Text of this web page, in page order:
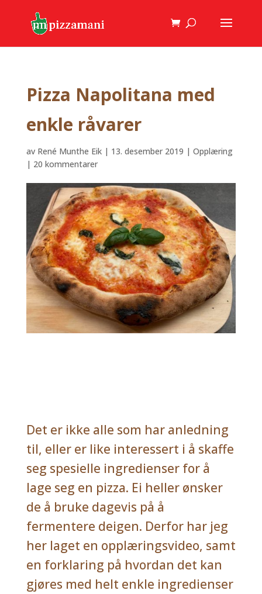
Pizza Napolitana med
enkle råvarer
av René Munthe Eik| 13. desember 2019 | Opplæring
| 20 kommentarer
Det er ikke alle som har anledning
til, eller er like interessert i å skaffe
seg spesielle ingredienser for å
lage seg en pizza. Ei heller ønsker
de å bruke dagevis på å
fermentere deigen. Derfor har jeg
her laget en opplæringsvideo, samt
en forklaring på hvordan det kan
gjøres med helt enkle ingredienser